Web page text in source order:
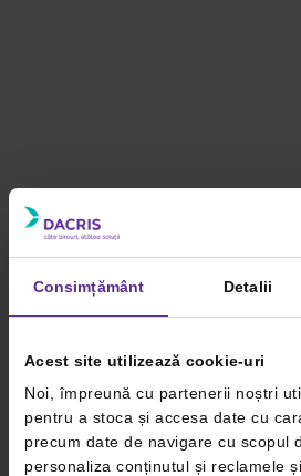
Consimțământ Detalii
Acest site utilizează cookie-uri
Noi, împreună cu partenerii noștri
pentru a stoca și accesa date cu
precum date de navigare cu scopul
personaliza conținutul și reclamele